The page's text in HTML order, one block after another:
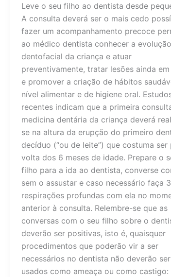
Leve o seu filho ao dentista desde
A consulta deverá ser o mais cedo
fazer um acompanhamento precoce
ao médico dentista conhecer a evolução
dentofacial da criança e atuar
preventivamente, tratar lesões ainda
e promover a criação de hábitos
nível alimentar e de higiene oral.
recentes indicam que a primeira
medicina dentária da criança deverá
se na altura da erupção do primeiro
decíduo (“ou de leite”) que costuma ser
volta dos 6 meses de idade. Prepare o
filho para a ida ao dentista, converse
sem o assustar e caso necessário faça 3
respirações profundas com ela no
anterior à consulta. Relembre-se que as
conversas com o seu filho sobre o
deverão ser positivas, isto é, quaisquer
procedimentos que poderão vir a ser
necessários no dentista não deverão ser
usados como ameaça ou como castigo: